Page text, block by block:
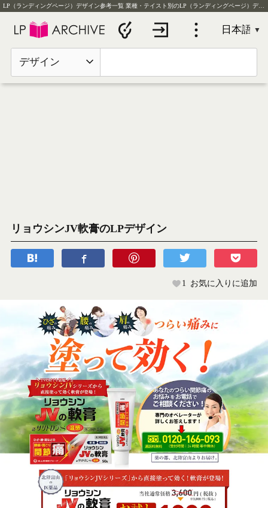
LP（ランディングページ）デザイン参考一覧 業種・テイスト別のLP（ランディングページ）デザイン実例を毎日更新
デザイン
リョウシンJV軟膏のLPデザイン
1 お気に入りに追加